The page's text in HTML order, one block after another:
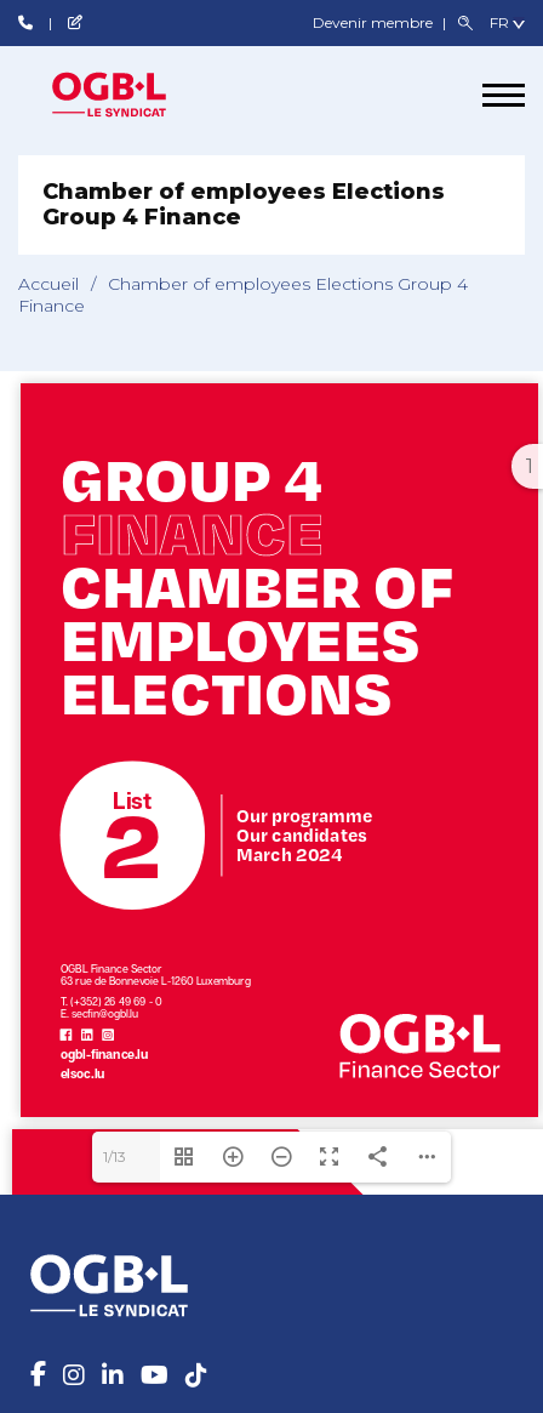
Devenir membre
Chamber of employees Elections
Group 4 Finance
Accueil /
Chamber of employees Elections Group 4
Finance
1
1/13